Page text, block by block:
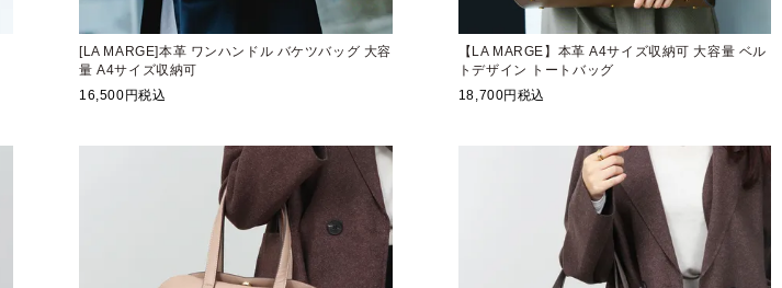
[LA MARGE]本革 ワンハンドル バケツバッグ 大容
量 A4サイズ収納可
16,500 税込
【LA MARGE】本革 A4サイズ収納可 大容量 ベル
トデザイン トートバッグ
18,700 税込